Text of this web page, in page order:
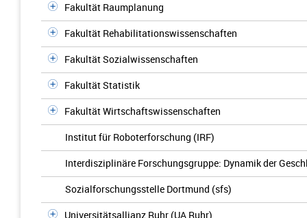
Fakultät Raumplanung
Fakultät Rehabilitationswissenschaften
Fakultät Sozialwissenschaften
Fakultät Statistik
Fakultät Wirtschaftswissenschaften
Institut für Roboterforschung (IRF)
Interdisziplinäre Forschungsgruppe: Dynamik der
Sozialforschungsstelle Dortmund (sfs)
Universitätsallianz Ruhr (UA Ruhr)